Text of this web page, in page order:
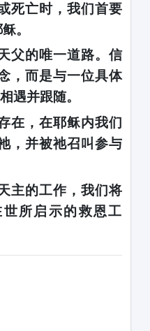
死亡时，我们首要
。
父的唯一道路。信
，而是与一位具体
相遇并跟随。
在， 在耶稣内我们
，并被祂召叫参与
主的工作 ，我们将
所启示的救恩工